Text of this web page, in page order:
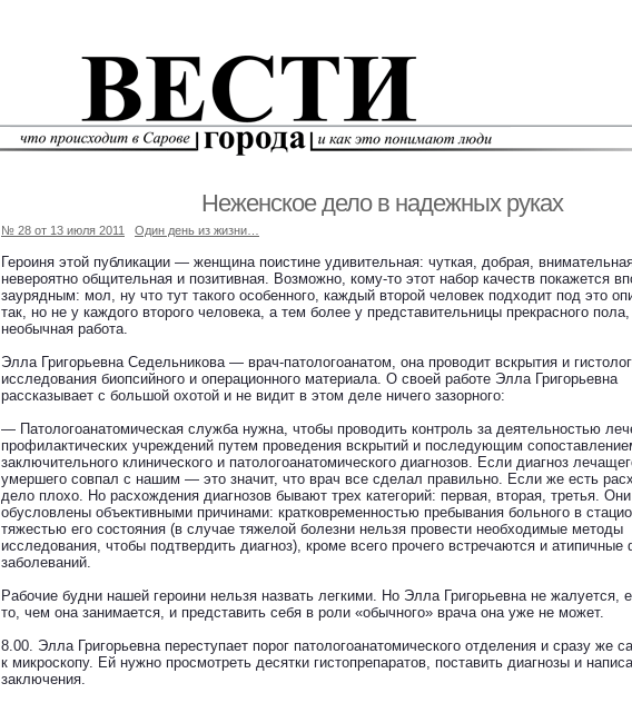
Неженское дело в надежных руках
№ 28 от 13 июля 2011 Один день из жизни…
Героиня этой публикации — женщина поистине удивительная: чуткая, добрая,
невероятно общительная и позитивная. Возможно, кому-то этот набор качеств покажется
заурядным: мол, ну что тут такого особенного, каждый второй человек подходит под это
так, но не у каждого второго человека, а тем более у представительницы прекрасного пола,
необычная работа.
Элла Григорьевна Седельникова — врач-патологоанатом, она проводит вскрытия и
исследования биопсийного и операционного материала. О своей работе Элла Григорьевна
рассказывает с большой охотой и не видит в этом деле ничего зазорного:
— Патологоанатомическая служба нужна, чтобы проводить контроль за деятельностью
профилактических учреждений путем проведения вскрытий и последующим
заключительного клинического и патологоанатомического диагнозов. Если диагноз
умершего совпал с нашим — это значит, что врач все сделал правильно. Если же есть
дело плохо. Но расхождения диагнозов бывают трех категорий: первая, вторая, третья.
обусловлены объективными причинами: кратковременностью пребывания больного в
тяжестью его состояния (в случае тяжелой болезни нельзя провести необходимые методы
исследования, чтобы подтвердить диагноз), кроме всего прочего встречаются и
заболеваний.
Рабочие будни нашей героини нельзя назвать легкими. Но Элла Григорьевна не жалуется,
то, чем она занимается, и представить себя в роли «обычного» врача она уже не может.
8.00. Элла Григорьевна переступает порог патологоанатомического отделения и сразу же
к микроскопу. Ей нужно просмотреть десятки гистопрепаратов, поставить диагнозы и
заключения.